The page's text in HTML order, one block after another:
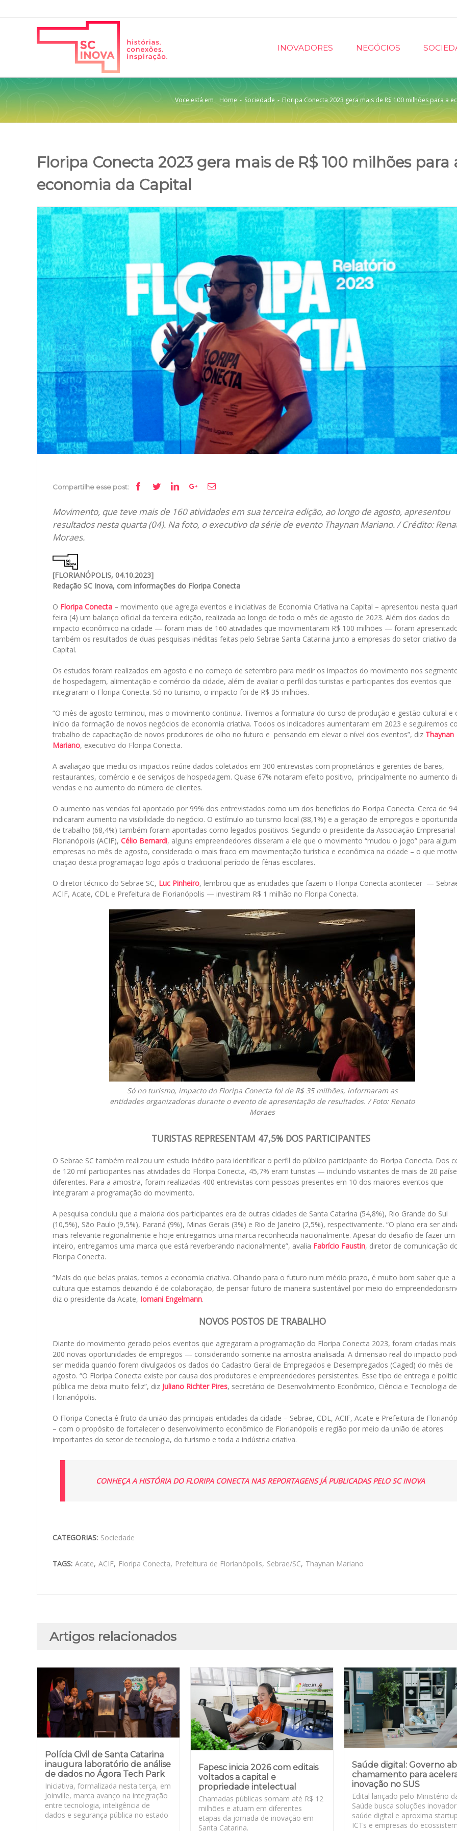
INOVADORES NEGÓCIOS
Voce está em : Home - Sociedade - Floripa Conecta 2023 gera mais de R$ 100 milhões para a
Floripa Conecta 2023 gera mais de R$ 100 milhões para
economia da Capital
View
Larger
Image
Compartilhe esse post: Facebook
TwitterLinkedinGoogle+Email
Movimento, que teve mais de 160 atividades em sua terceira edição, ao longo de agosto, apresentou
resultados nesta quarta (04). Na foto, o executivo da série de evento Thaynan Mariano. / Crédito:
Moraes.
[FLORIANÓPOLIS, 04.10.2023]
Redação SC Inova, com informações do Floripa Conecta
O Floripa Conecta – movimento que agrega eventos e iniciativas de Economia Criativa na Capital – apresentou nesta
feira (4) um balanço oficial da terceira edição, realizada ao longo de todo o mês de agosto de 2023. Além dos dados do
impacto econômico na cidade — foram mais de 160 atividades que movimentaram R$ 100 milhões — foram
também os resultados de duas pesquisas inéditas feitas pelo Sebrae Santa Catarina junto a empresas do setor criativo da
Capital.
Os estudos foram realizados em agosto e no começo de setembro para medir os impactos do movimento nos
de hospedagem, alimentação e comércio da cidade, além de avaliar o perfil dos turistas e participantes dos eventos que
integraram o Floripa Conecta. Só no turismo, o impacto foi de R$ 35 milhões.
“O mês de agosto terminou, mas o movimento continua. Tivemos a formatura do curso de produção e gestão cultural e
início da formação de novos negócios de economia criativa. Todos os indicadores aumentaram em 2023 e seguiremos
trabalho de capacitação de novos produtores de olho no futuro e pensando em elevar o nível dos eventos”, diz Thaynan
Mariano, executivo do Floripa Conecta.
A avaliação que mediu os impactos reúne dados coletados em 300 entrevistas com proprietários e gerentes de bares,
restaurantes, comércio e de serviços de hospedagem. Quase 67% notaram efeito positivo, principalmente no aumento
vendas e no aumento do número de clientes.
O aumento nas vendas foi apontado por 99% dos entrevistados como um dos benefícios do Floripa Conecta. Cerca de
indicaram aumento na visibilidade do negócio. O estímulo ao turismo local (88,1%) e a geração de empregos e
de trabalho (68,4%) também foram apontadas como legados positivos. Segundo o presidente da Associação Empresarial
Florianópolis (ACIF), Célio Bernardi, alguns empreendedores disseram a ele que o movimento “mudou o jogo” para
empresas no mês de agosto, considerado o mais fraco em movimentação turística e econômica na cidade – o que
criação desta programação logo após o tradicional período de férias escolares.
O diretor técnico do Sebrae SC, Luc Pinheiro, lembrou que as entidades que fazem o Floripa Conecta acontecer —
ACIF, Acate, CDL e Prefeitura de Florianópolis — investiram R$ 1 milhão no Floripa Conecta.
Só no turismo, impacto do Floripa Conecta foi de R$ 35 milhões, informaram as
entidades organizadoras durante o evento de apresentação de resultados. / Foto: Renato
Moraes
TURISTAS REPRESENTAM 47,5% DOS PARTICIPANTES
O Sebrae SC também realizou um estudo inédito para identificar o perfil do público participante do Floripa Conecta. Dos
de 120 mil participantes nas atividades do Floripa Conecta, 45,7% eram turistas — incluindo visitantes de mais de 20
diferentes. Para a amostra, foram realizadas 400 entrevistas com pessoas presentes em 10 dos maiores eventos que
integraram a programação do movimento.
A pesquisa concluiu que a maioria dos participantes era de outras cidades de Santa Catarina (54,8%), Rio Grande do Sul
(10,5%), São Paulo (9,5%), Paraná (9%), Minas Gerais (3%) e Rio de Janeiro (2,5%), respectivamente. “O plano era ser
mais relevante regionalmente e hoje entregamos uma marca reconhecida nacionalmente. Apesar do desafio de fazer um
inteiro, entregamos uma marca que está reverberando nacionalmente”, avalia Fabrício Faustin, diretor de comunicação
Floripa Conecta.
“Mais do que belas praias, temos a economia criativa. Olhando para o futuro num médio prazo, é muito bom saber que a
cultura que estamos deixando é de colaboração, de pensar futuro de maneira sustentável por meio do
diz o presidente da Acate, Iomani Engelmann.
NOVOS POSTOS DE TRABALHO
Diante do movimento gerado pelos eventos que agregaram a programação do Floripa Conecta 2023, foram criadas mais
200 novas oportunidades de empregos — considerando somente na amostra analisada. A dimensão real do impacto
ser medida quando forem divulgados os dados do Cadastro Geral de Empregados e Desempregados (Caged) do mês de
agosto. “O Floripa Conecta existe por causa dos produtores e empreendedores persistentes. Esse tipo de entrega e
pública me deixa muito feliz”, diz Juliano Richter Pires, secretário de Desenvolvimento Econômico, Ciência e Tecnologia de
Florianópolis.
O Floripa Conecta é fruto da união das principais entidades da cidade – Sebrae, CDL, ACIF, Acate e Prefeitura de
– com o propósito de fortalecer o desenvolvimento econômico de Florianópolis e região por meio da união de atores
importantes do setor de tecnologia, do turismo e toda a indústria criativa.
CONHEÇA A HISTÓRIA DO FLORIPA CONECTA NAS REPORTAGENS JÁ PUBLICADAS PELO SC INOVA
CATEGORIAS: Sociedade
TAGS: Acate, ACIF, Floripa Conecta, Prefeitura de Florianópolis, Sebrae/SC, Thaynan Mariano
Artigos relacionados
Polícia Civil de Santa Catarina
inaugura laboratório de análise
de dados no Ágora Tech Park
Iniciativa, formalizada nesta terça, em
Joinville, marca avanço na integração
entre tecnologia, inteligência de
dados e segurança pública no estado
Fapesc inicia 2026 com editais
voltados a capital e
propriedade intelectual
Chamadas públicas somam até R$ 12
milhões e atuam em diferentes
etapas da jornada de inovação em
Santa Catarina.
Saúde digital: Governo
chamamento para
inovação no SUS
Edital lançado pelo Ministério
Saúde busca soluções
saúde digital e aproxima
ICTs e empresas do